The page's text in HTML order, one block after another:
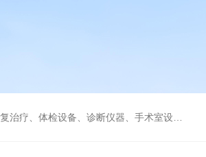
、手术室设备急救室、监护设备诊疗室等医疗设备。